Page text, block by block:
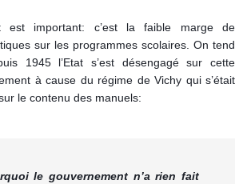
est important: c’est la faible marge de
sur les programmes scolaires. On tend
1945 l’Etat s’est désengagé sur cette
à cause du régime de Vichy qui s’était
le contenu des manuels:
le gouvernement n’a rien fait